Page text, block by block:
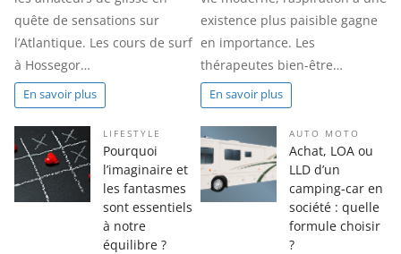
quête de sensations sur
l’Atlantique. Les cours de surf
à Hossegor…
En savoir plus
existence plus paisible gagne
en importance. Les
thérapeutes bien-être…
En savoir plus
LIFESTYLE
Pourquoi
l’imaginaire et
les fantasmes
sont essentiels
à notre
équilibre ?
AUTO MOTO
Achat, LOA ou
LLD d’un
camping-car en
société : quelle
formule choisir
?